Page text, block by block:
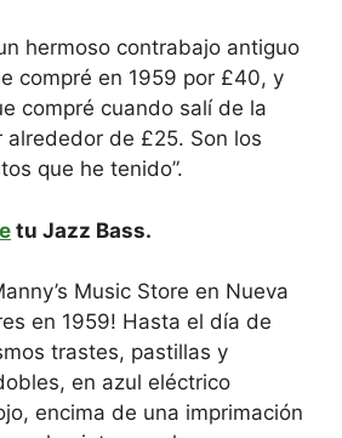
hermoso contrabajo antiguo
compré en 1959 por £40, y
compré cuando salí de la
alrededor de £25. Son los
que he tenido”.
tu Jazz Bass.
Music Store en Nueva
en 1959! Hasta el día de
trastes, pastillas y
en azul eléctrico
encima de una imprimación